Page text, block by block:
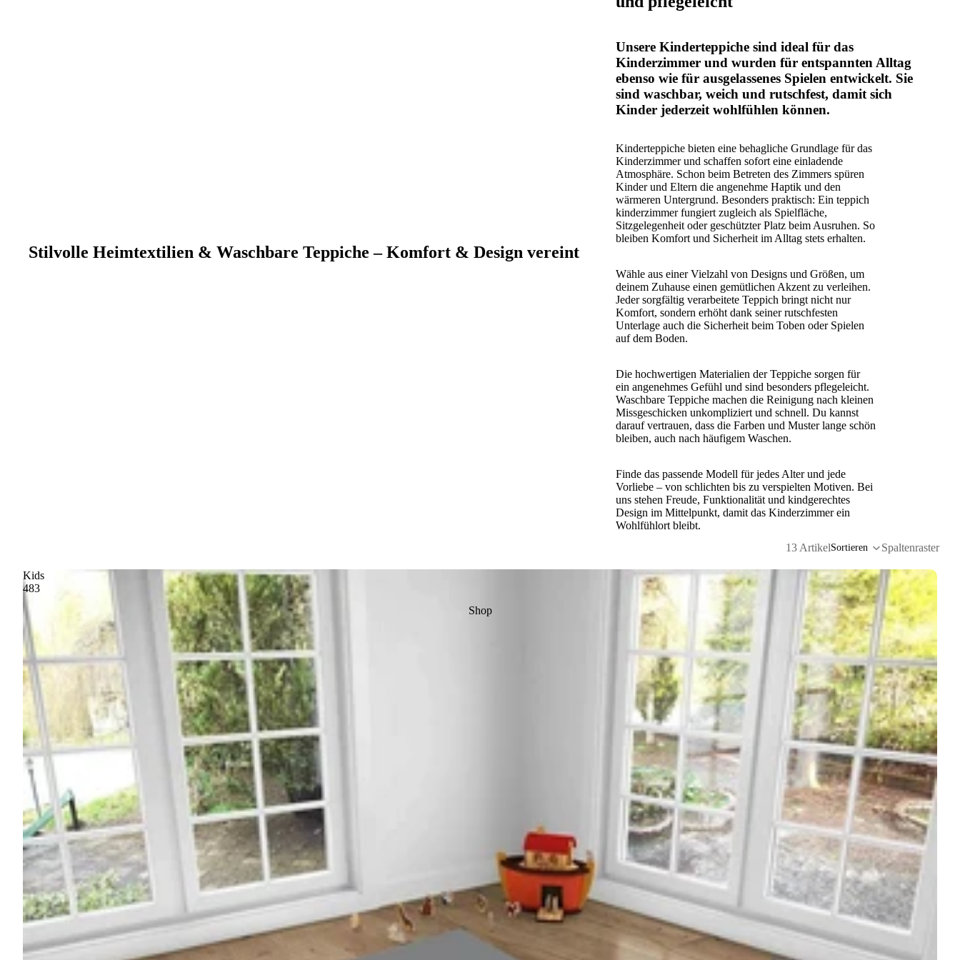
Shop
Stilvolle Heimtextilien & Waschbare Teppiche – Komfort & Design vereint
Unsere Kinderteppiche sind ideal für das
Kinderzimmer und wurden für entspannten Alltag
ebenso wie für ausgelassenes Spielen entwickelt. Sie
sind waschbar, weich und rutschfest, damit sich
Kinder jederzeit wohlfühlen können.
Kinderteppiche bieten eine behagliche Grundlage für das
Kinderzimmer und schaffen sofort eine einladende
Atmosphäre. Schon beim Betreten des Zimmers spüren
Kinder und Eltern die angenehme Haptik und den
wärmeren Untergrund. Besonders praktisch: Ein teppich
kinderzimmer fungiert zugleich als Spielfläche,
Sitzgelegenheit oder geschützter Platz beim Ausruhen. So
bleiben Komfort und Sicherheit im Alltag stets erhalten.
Wähle aus einer Vielzahl von Designs und Größen, um
deinem Zuhause einen gemütlichen Akzent zu verleihen.
Jeder sorgfältig verarbeitete Teppich bringt nicht nur
Komfort, sondern erhöht dank seiner rutschfesten
Unterlage auch die Sicherheit beim Toben oder Spielen
auf dem Boden.
Die hochwertigen Materialien der Teppiche sorgen für
ein angenehmes Gefühl und sind besonders pflegeleicht.
Waschbare Teppiche machen die Reinigung nach kleinen
Missgeschicken unkompliziert und schnell. Du kannst
darauf vertrauen, dass die Farben und Muster lange schön
bleiben, auch nach häufigem Waschen.
Finde das passende Modell für jedes Alter und jede
Vorliebe – von schlichten bis zu verspielten Motiven. Bei
uns stehen Freude, Funktionalität und kindgerechtes
Design im Mittelpunkt, damit das Kinderzimmer ein
Wohlfühlort bleibt.
13 ArtikelSortieren Spaltenraster
Kids
483